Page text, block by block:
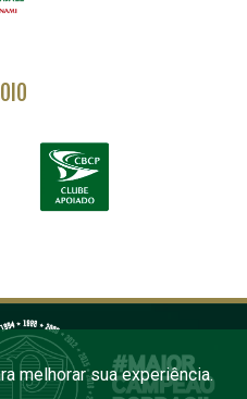
melhorar sua experiência.